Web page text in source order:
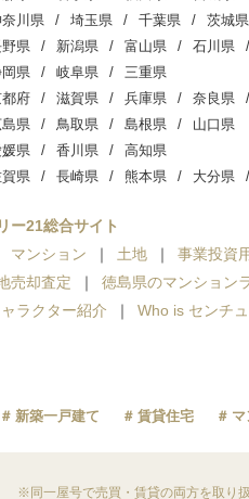
川県 埼玉県 千葉県 茨城県
県 新潟県 富山県 石川県
県 岐阜県 三重県
府 滋賀県 兵庫県 奈良県
島県 鳥取県 島根県 山口県
県 香川県 高知県
県 長崎県 熊本県 大分県
ー21総合サイト
マンション 土地 事業投資
売却査定 徳島県のマンション
ラクター紹介 Who is センチ
新築一戸建て 賃貸住宅
※同一屋号で売買・賃貸の両方を取り